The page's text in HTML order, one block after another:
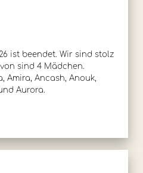
ist beendet. Wir sind stolz
sind 4 Mädchen.
Amira, Ancash, Anouk,
Aurora.